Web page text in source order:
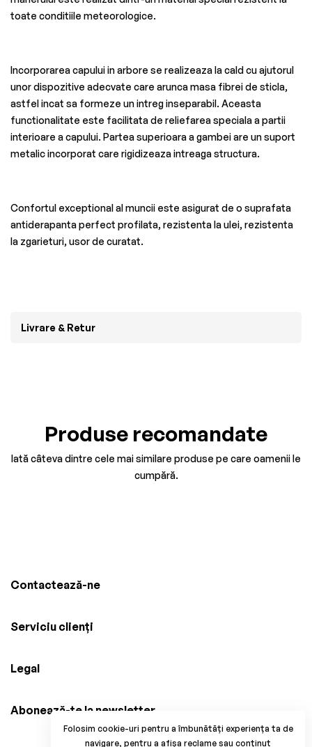
toate conditiile meteorologice.
Incorporarea capului in arbore se realizeaza la cald cu ajutorul
unor dispozitive adecvate care arunca masa fibrei de sticla,
astfel incat sa formeze un intreg inseparabil. Aceasta
functionalitate este facilitata de reliefarea speciala a partii
interioare a capului. Partea superioara a gambei are un suport
metalic incorporat care rigidizeaza intreaga structura.
Confortul exceptional al muncii este asigurat de o suprafata
antiderapanta perfect profilata, rezistenta la ulei, rezistenta
la zgarieturi, usor de curatat.
Livrare & Retur
Produse recomandate
Iată câteva dintre cele mai similare produse pe care oamenii le
cumpără.
Contactează-ne
Serviciu clienți
Legal
Abonează-te la newsletter
Folosim cookie-uri pentru a îmbunătăți experiența ta de
navigare, pentru a afișa reclame sau conținut